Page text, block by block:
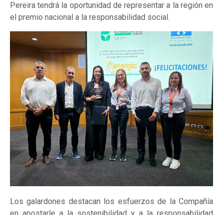
Pereira tendrá la oportunidad de representar a la región en
el premio nacional a la responsabilidad social.
Los galardones destacan los esfuerzos de la Compañía